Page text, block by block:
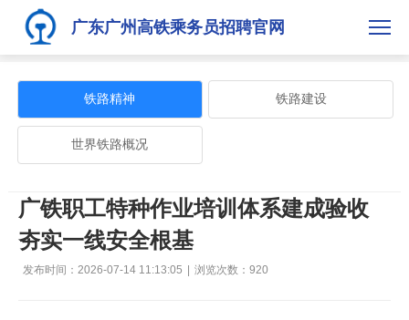
广东广州高铁乘务员招聘官网
铁路精神 铁路建设
世界铁路概况
广铁职工特种作业培训体系建成验收
夯实一线安全根基
发布时间：2026-07-14 11:13:05 | 浏览次数： 920